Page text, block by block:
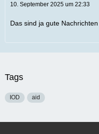
10. September 2025 um 22:33
Das sind ja gute Nachrichten
Tags
IOD aid